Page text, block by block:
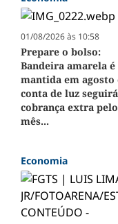
01/08/2026 às 10:58
Prepare o bolso:
Bandeira amarela é
mantida em agosto
conta de luz
cobrança extra pelo
mês...
Economia